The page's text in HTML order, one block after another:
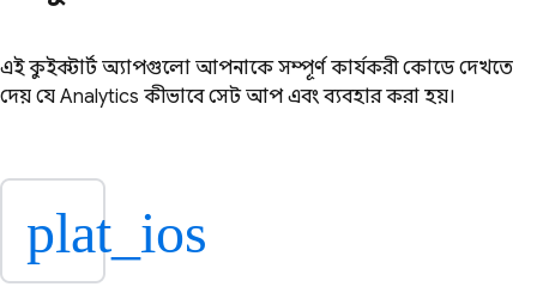
এই কুইকস্টার্ট অ্যাপগুলো আপনাকে সম্পূর্ণ কার্যকরী কোডে দেখতে
দেয় যে Analytics কীভাবে সেট আপ এবং ব্যবহার করা হয়।
plat_ios